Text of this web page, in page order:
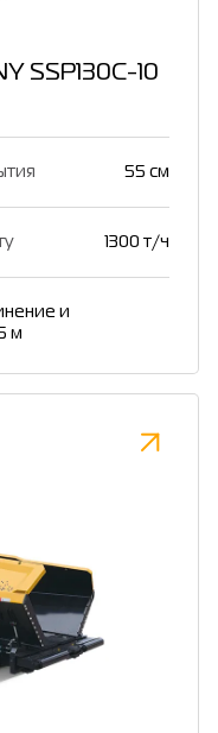
SSP130C-10
55 см
1300 т/ч
и
м